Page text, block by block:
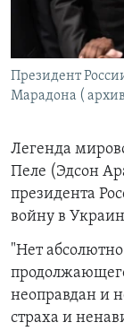
Հայերեն
English
Русский
Все сайты
Президент
Марадона (
Легенда
Пеле (Эдсон
президента
войну в
"Нет
неоправдан и
страха и